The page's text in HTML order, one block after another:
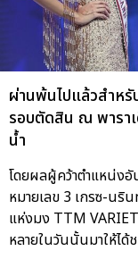
ผ่านพ้นไปแล้วสำหรั
รอบตัดสิน ณ พาราเ
น้ำ
โดยผลผู้คว้าตำแหน่งอั
หมายเลข 3 เกรซ-นริ
แห่งมง TTM
หลายในวันนั้นมาให้ได้